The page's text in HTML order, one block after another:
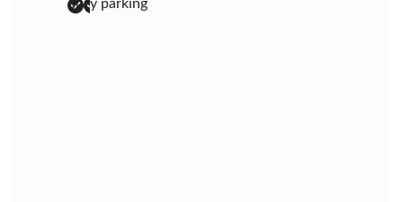
duży parking